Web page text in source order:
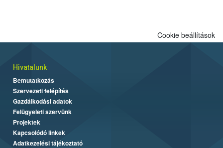
Cookie beállítások
Hivatalunk
Bemutatkozás
Szervezeti felépítés
Gazdálkodási adatok
Felügyeleti szervünk
Projektek
Kapcsolódó linkek
Adatkezelési tájékoztató